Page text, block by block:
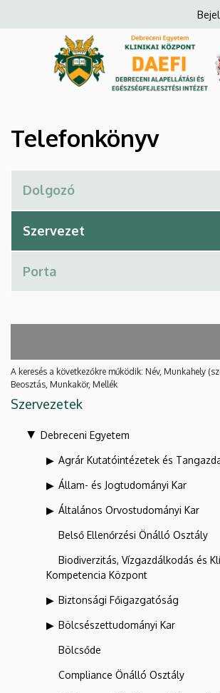
Debreceni
és
Egészségfejlesztési
Intézet
a
fiók
Telefonkönyv
A keresés a következőkre működik: Név, Munkahely
Beosztás, Munkakör, Mellék
Szervezetek
Debreceni Egyetem
Agrár Kutatóintézetek és
Állam- és Jogtudományi Kar
Általános Orvostudományi Kar
Belső Ellenőrzési Önálló Osztály
Biodiverzitás, Vízgazdálkodás és
Kompetencia Központ
Biztonsági Főigazgatóság
Bölcsészettudományi Kar
Bölcsőde
Compliance Önálló Osztály